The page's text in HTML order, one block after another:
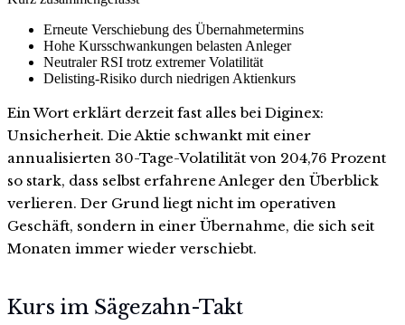
Erneute Verschiebung des Übernahmetermins
Hohe Kursschwankungen belasten Anleger
Neutraler RSI trotz extremer Volatilität
Delisting-Risiko durch niedrigen Aktienkurs
Ein Wort erklärt derzeit fast alles bei Diginex:
Unsicherheit. Die Aktie schwankt mit einer
annualisierten 30-Tage-Volatilität von 204,76 Prozent
so stark, dass selbst erfahrene Anleger den Überblick
verlieren. Der Grund liegt nicht im operativen
Geschäft, sondern in einer Übernahme, die sich seit
Monaten immer wieder verschiebt.
Kurs im Sägezahn-Takt